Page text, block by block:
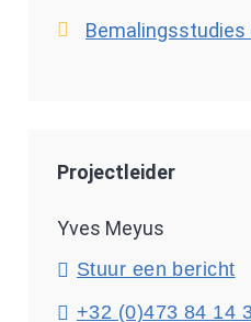
Bemalingsstudies
Projectleider
Yves Meyus
Stuur een bericht
+32 (0)473 84 14